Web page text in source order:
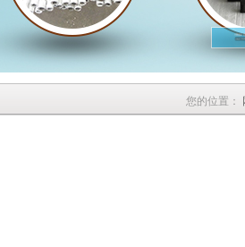
您的位置：